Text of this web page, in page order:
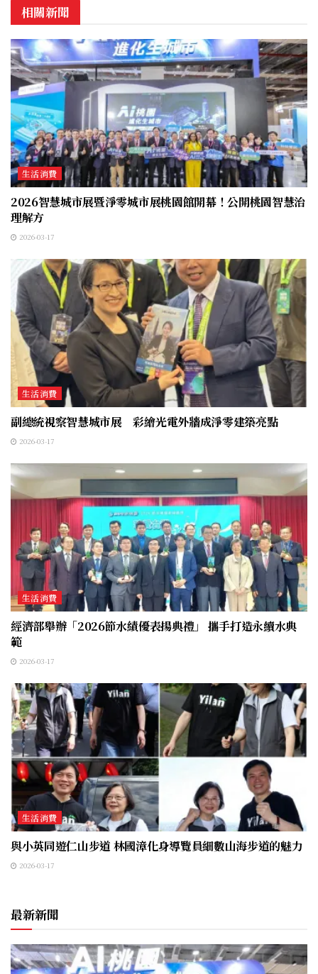
相關新聞
生活消費
2026智慧城市展暨淨零城市展桃園館開幕！公開桃園智慧治
理解方
2026-03-17
生活消費
副總統視察智慧城市展 彩繪光電外牆成淨零建築亮點
2026-03-17
生活消費
經濟部舉辦「2026節水績優表揚典禮」 攜手打造永續水典
範
2026-03-17
生活消費
與小英同遊仁山步道 林國漳化身導覽員細數山海步道的魅力
2026-03-17
最新新聞